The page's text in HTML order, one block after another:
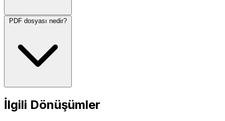
PDF dosyası nedir?
İlgili Dönüşümler